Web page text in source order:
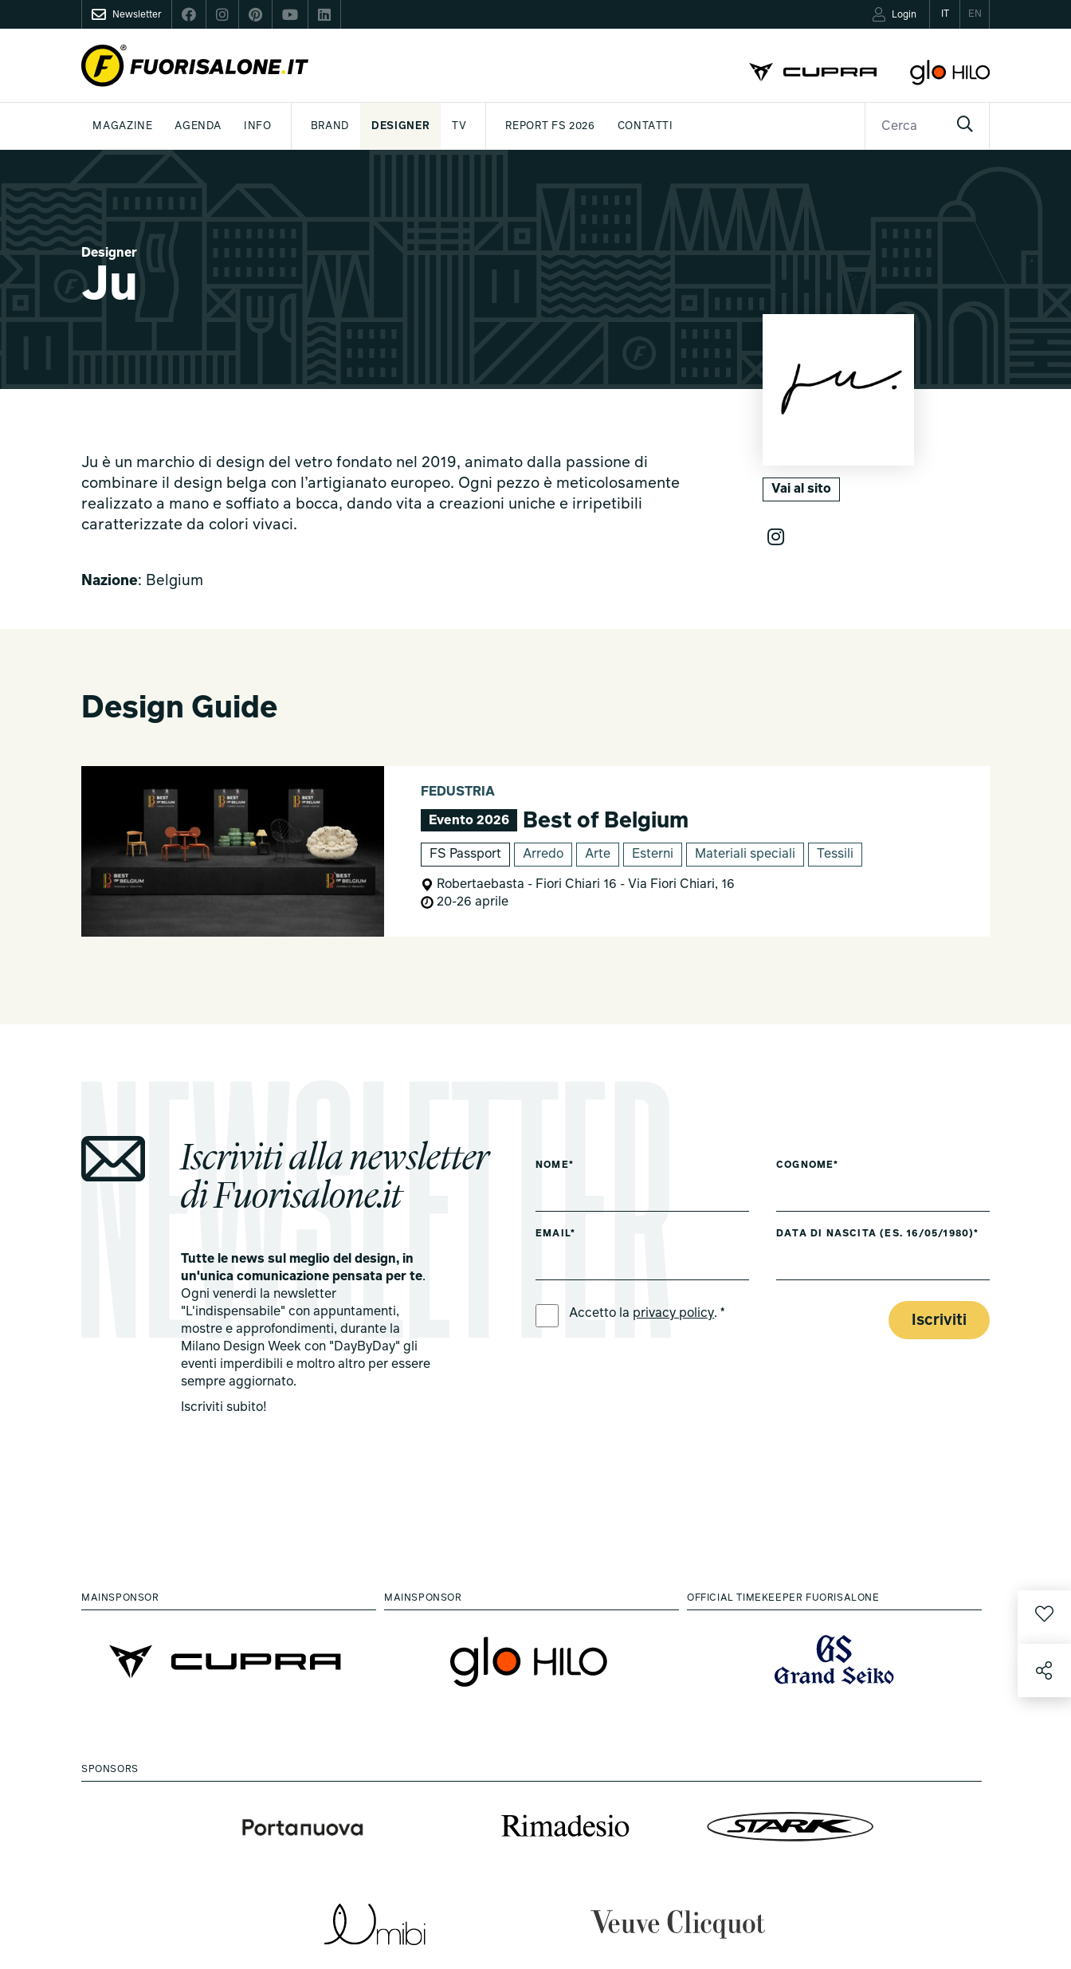
Newsletter EN
Login
MAGAZINE
DESIGN
AGENDA
MILANO DESIGN AGENDA
INFO
COS'È FUORISALONE
BRAND DESIGNER TV REPORT FS 2026 CONTATTI
Designer
Ju
Ju è un marchio di design del vetro fondato nel 2019, animato dalla passione di
combinare il design belga con l’artigianato europeo. Ogni pezzo è meticolosamente
realizzato a mano e soffiato a bocca, dando vita a creazioni uniche e irripetibili
caratterizzate da colori vivaci.
Nazione: Belgium
Vai al sito
Design Guide
FEDUSTRIA
Evento 2026 Best of Belgium
FS Passport Arredo Arte Esterni Materiali speciali Tessili
Robertaebasta - Fiori Chiari 16 - Via Fiori Chiari, 16
20-26 aprile
Iscriviti alla newsletter
di Fuorisalone.it
Tutte le news sul meglio del design, in
un'unica comunicazione pensata per te.
Ogni venerdi la newsletter
"L'indispensabile" con appuntamenti,
mostre e approfondimenti, durante la
Milano Design Week con "DayByDay" gli
eventi imperdibili e moltro altro per essere
sempre aggiornato.
Iscriviti subito!
NOME* COGNOME*
EMAIL* DATA DI NASCITA (ES. 16/05/1980)*
Accetto la privacy policy. * Iscriviti
MAINSPONSOR MAINSPONSOR OFFICIAL TIMEKEEPER FUORISALONE
SPONSORS